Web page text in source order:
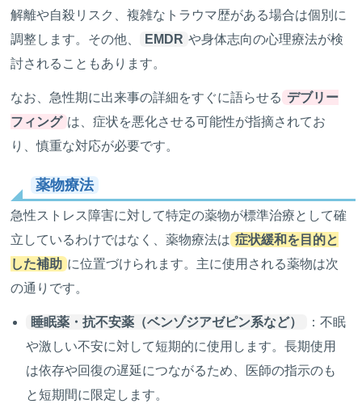
解離や自殺リスク、複雑なトラウマ歴がある場合は個別に
調整します。その他、
EMDR や身体志向の心理療法が検
討されることもあります。
なお、急性期に出来事の詳細をすぐに語らせる デブリー
フィング は、症状を悪化させる可能性が指摘されてお
り、慎重な対応が必要です。
薬物療法
急性ストレス障害に対して特定の薬物が標準治療として確
立しているわけではなく、薬物療法は 症状緩和を目的と
した補助 に位置づけられます。主に使用される薬物は次
の通りです。
睡眠薬・抗不安薬（ベンゾジアゼピン系など）
：不眠
や激しい不安に対して短期的に使用します。長期使用
は依存や回復の遅延につながるため、医師の指示のも
と短期間に限定します。